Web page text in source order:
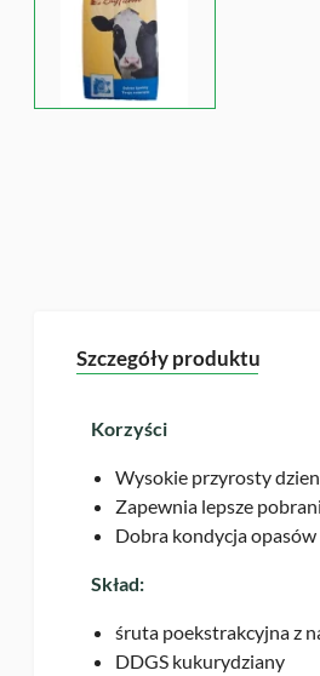
Szczegóły produktu
Korzyści
Wysokie przyrosty
Zapewnia lepsze
Dobra kondycja opasów
Skład:
śruta poekstrakcyjna z
DDGS kukurydziany